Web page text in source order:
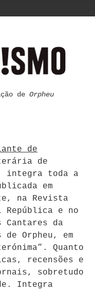
de Orpheu
de
de
integra toda a
em
na Revista
República e no
da
de Orpheu, em
Quanto
recensões e
sobretudo
Integra